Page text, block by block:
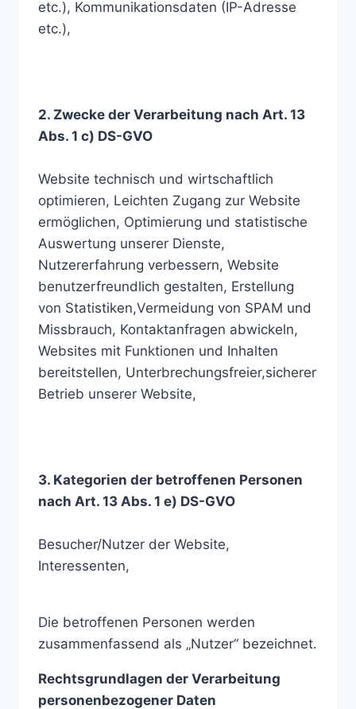
etc.), Kommunikationsdaten (IP-Adresse
etc.),
2. Zwecke der Verarbeitung nach Art. 13
Abs. 1 c) DS-GVO
Website technisch und wirtschaftlich
optimieren, Leichten Zugang zur Website
ermöglichen, Optimierung und statistische
Auswertung unserer Dienste,
Nutzererfahrung verbessern, Website
benutzerfreundlich gestalten, Erstellung
von Statistiken,Vermeidung von SPAM und
Missbrauch, Kontaktanfragen abwickeln,
Websites mit Funktionen und Inhalten
bereitstellen, Unterbrechungsfreier,sicherer
Betrieb unserer Website,
3. Kategorien der betroffenen Personen
nach Art. 13 Abs. 1 e) DS-GVO
Besucher/Nutzer der Website,
Interessenten,
Die betroffenen Personen werden
zusammenfassend als „Nutzer“ bezeichnet.
Rechtsgrundlagen der Verarbeitung
personenbezogener Daten